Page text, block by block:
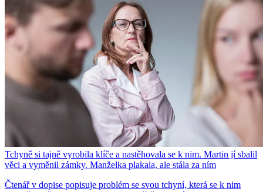
Tchyně si tajně vyrobila klíče a nastěhovala se k nim. Martin jí sbalil
věci a vyměnil zámky. Manželka plakala, ale stála za ním
Čtenář v dopise popisuje problém se svou tchyní, která se k nim